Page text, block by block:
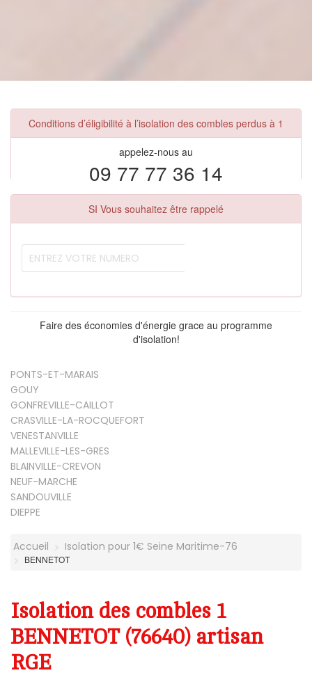
Conditions d’éligibilité à l’isolation des combles perdus à 1
appelez-nous au
09 77 77 36 14
SI Vous souhaitez être rappelé
Faire des économies d'énergie grace au programme
d'isolation!
PONTS-ET-MARAIS
GOUY
GONFREVILLE-CAILLOT
CRASVILLE-LA-ROCQUEFORT
VENESTANVILLE
MALLEVILLE-LES-GRES
BLAINVILLE-CREVON
NEUF-MARCHE
SANDOUVILLE
DIEPPE
Accueil Isolation pour 1€ Seine Maritime-76
BENNETOT
Isolation des combles 1
BENNETOT (76640) artisan
RGE